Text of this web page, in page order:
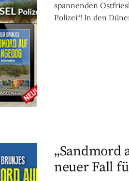
spannenden
Polizei“! In den
„Sandmord
neuer Fall